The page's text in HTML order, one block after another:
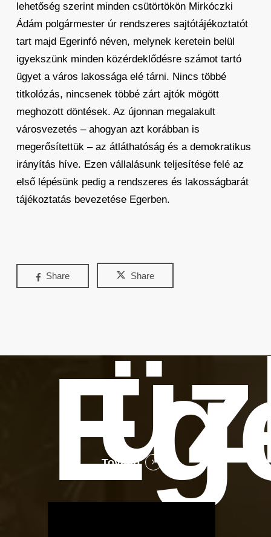
lehetőség szerint minden csütörtökön Mirkóczki
Ádám polgármester úr rendszeres sajtótájékoztatót
tart majd Egerinfó néven, melynek keretein belül
igyekszünk minden közérdeklődésre számot tartó
ügyet a város lakossága elé tárni. Nincs többé
titkolózás, nincsenek többé zárt ajtók mögött
meghozott döntések. Az újonnan megalakult
városvezetés – ahogyan azt korábban is
megerősítettük – az átláthatóság és a demokratikus
irányítás híve. Ezen vállalásunk teljesítése felé az
első lépésünk pedig a rendszeres és lakosságbarát
tájékoztatás bevezetése Egerben.
Share Share
Tovább